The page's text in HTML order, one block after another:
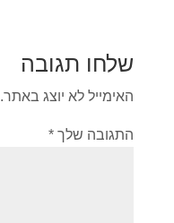
שלחו תגובה
האימייל לא יוצג באתר.
התגובה שלך *